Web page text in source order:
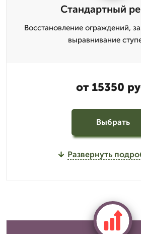
Стандартный
Восстановление ограждений,
выравнивание
от 15350
Выбрать
Развернуть